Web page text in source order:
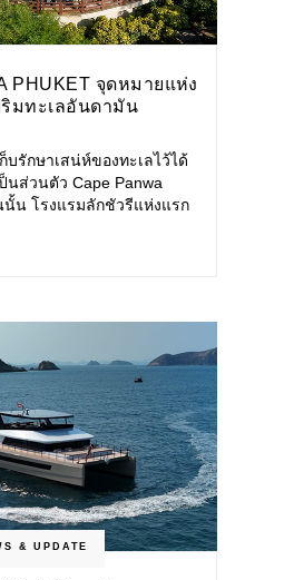
PHUKET จุดหมายแห่ง
ริมทะเลอันดามัน
บรักษาเสน่ห์ของทะเลไว้ได้
นส่วนตัว Cape Panwa
นั้น โรงแรมลักชัวรีแห่งแรก
วันออกเฉียงใต้ของเกาะ
& UPDATE